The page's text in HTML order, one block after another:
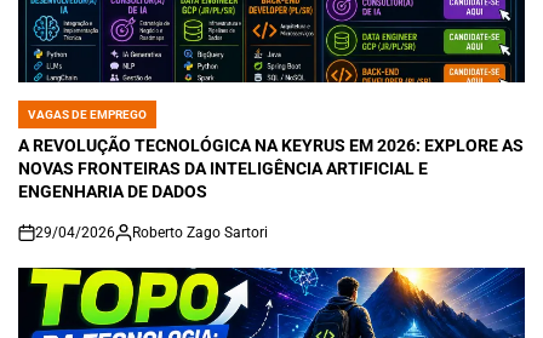
POSTED
IN
VAGAS DE EMPREGO
A REVOLUÇÃO TECNOLÓGICA NA KEYRUS EM 2026: EXPLORE AS
NOVAS FRONTEIRAS DA INTELIGÊNCIA ARTIFICIAL E
ENGENHARIA DE DADOS
on
29/04/2026 Roberto Zago Sartori